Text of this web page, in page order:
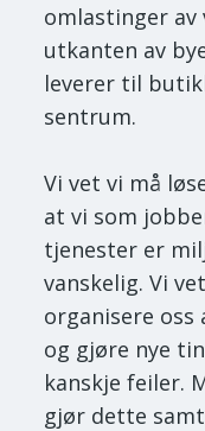
omlastinger
utkanten av
leverer til
sentrum.
Vi vet vi må
at vi som
tjenester er
vanskelig. Vi
organisere oss
og gjøre nye
kanskje feiler.
gjør dette